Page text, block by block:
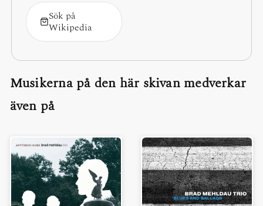
Sök på
Wikipedia
Musikerna på den här skivan medverkar
även på